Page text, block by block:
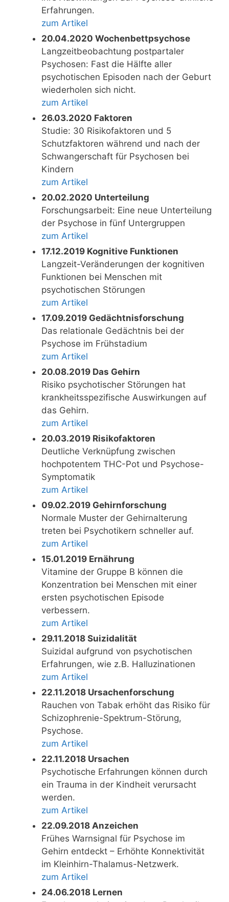
Erfahrungen.
zum Artikel
20.04.2020 Wochenbettpsychose
Langzeitbeobachtung postpartaler
Psychosen: Fast die Hälfte aller
psychotischen Episoden nach der Geburt
wiederholen sich nicht.
zum Artikel
26.03.2020 Faktoren
Studie: 30 Risikofaktoren und 5
Schutzfaktoren während und nach der
Schwangerschaft für Psychosen bei
Kindern
zum Artikel
20.02.2020 Unterteilung
Forschungsarbeit: Eine neue Unterteilung
der Psychose in fünf Untergruppen
zum Artikel
17.12.2019 Kognitive Funktionen
Langzeit-Veränderungen der kognitiven
Funktionen bei Menschen mit
psychotischen Störungen
zum Artikel
17.09.2019 Gedächtnisforschung
Das relationale Gedächtnis bei der
Psychose im Frühstadium
zum Artikel
20.08.2019 Das Gehirn
Risiko psychotischer Störungen hat
krankheitsspezifische Auswirkungen auf
das Gehirn.
zum Artikel
20.03.2019 Risikofaktoren
Deutliche Verknüpfung zwischen
hochpotentem THC-Pot und Psychose-
Symptomatik
zum Artikel
09.02.2019 Gehirnforschung
Normale Muster der Gehirnalterung
treten bei Psychotikern schneller auf.
zum Artikel
15.01.2019 Ernährung
Vitamine der Gruppe B können die
Konzentration bei Menschen mit einer
ersten psychotischen Episode
verbessern.
zum Artikel
29.11.2018 Suizidalität
Suizidal aufgrund von psychotischen
Erfahrungen, wie z.B. Halluzinationen
zum Artikel
22.11.2018 Ursachenforschung
Rauchen von Tabak erhöht das Risiko für
Schizophrenie-Spektrum-Störung,
Psychose.
zum Artikel
22.11.2018 Ursachen
Psychotische Erfahrungen können durch
ein Trauma in der Kindheit verursacht
werden.
zum Artikel
22.09.2018 Anzeichen
Frühes Warnsignal für Psychose im
Gehirn entdeckt – Erhöhte Konnektivität
im Kleinhirn-Thalamus-Netzwerk.
zum Artikel
24.06.2018 Lernen